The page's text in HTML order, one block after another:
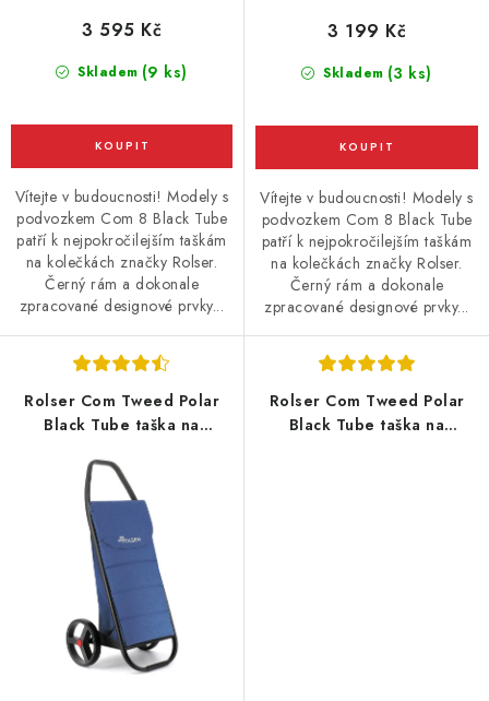
Skladem (9 ks)
3 595 Kč
Vítejte v budoucnosti! Modely s
podvozkem Com 8 Black Tube
patří k nejpokročilejším taškám
na kolečkách značky Rolser.
Černý rám a dokonale
zpracované designové prvky...
Skladem (3 ks)
3 199 Kč
Vítejte v budoucnosti! Modely s
podvozkem Com 8 Black Tube
patří k nejpokročilejším taškám
na kolečkách značky Rolser.
Černý rám a dokonale
zpracované designové prvky...
Rolser Com Tweed Polar
Black Tube taška na
Rolser Com Tweed Polar
Black Tube taška na